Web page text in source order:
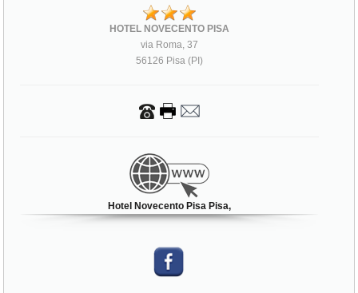
HOTEL NOVECENTO PISA
via Roma, 37
56126 Pisa (PI)
Hotel Novecento Pisa Pisa,